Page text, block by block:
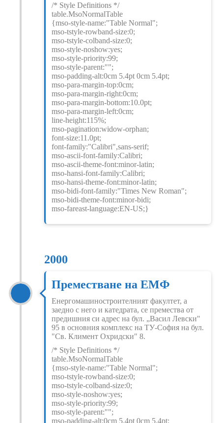
/* Style Definitions */
table.MsoNormalTable
{mso-style-name:"Table Normal";
mso-tstyle-rowband-size:0;
mso-tstyle-colband-size:0;
mso-style-noshow:yes;
mso-style-priority:99;
mso-style-parent:"";
mso-padding-alt:0cm 5.4pt 0cm 5.4pt;
mso-para-margin-top:0cm;
mso-para-margin-right:0cm;
mso-para-margin-bottom:10.0pt;
mso-para-margin-left:0cm;
line-height:115%;
mso-pagination:widow-orphan;
font-size:11.0pt;
font-family:"Calibri",sans-serif;
mso-ascii-font-family:Calibri;
mso-ascii-theme-font:minor-latin;
mso-hansi-font-family:Calibri;
mso-hansi-theme-font:minor-latin;
mso-bidi-font-family:"Times New Roman";
mso-bidi-theme-font:minor-bidi;
mso-fareast-language:EN-US;}
2000
Преместване на ЕМФ
Енергомашиностроителният факултет, а
заедно с него и катедрата, се премества от
предишния си адрес на бул. „Васил Левски"
95 в основния комплекс на ТУ-София на бул.
"Св. Климент Охридски" 8.
/* Style Definitions */
table.MsoNormalTable
{mso-style-name:"Table Normal";
mso-tstyle-rowband-size:0;
mso-tstyle-colband-size:0;
mso-style-noshow:yes;
mso-style-priority:99;
mso-style-parent:"";
mso-padding-alt:0cm 5.4pt 0cm 5.4pt;